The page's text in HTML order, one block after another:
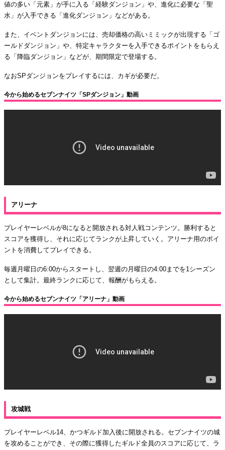
値の多い「元素」が手に入る「経験ダンジョン」や、進化に必要な「聖
水」が入手できる「進化ダンジョン」などがある。
また、イベントダンジョンには、売却価格の高いミミックが出現する「ゴ
ールドダンジョン」や、特定キャラクターを入手できるポイントをもらえ
る「降臨ダンジョン」などが、期間限定で登場する。
なおSPダンジョンをプレイするには、カギが必要だ。
今から始めるセブンナイツ「SPダンジョン」動画
アリーナ
プレイヤーレベルが8になると開放される対人戦コンテンツ。勝利すると
スコアを獲得し、それに応じてランクが上昇していく。アリーナ用のポイ
ントを消費してプレイできる。
毎週月曜日の6:00からスタートし、翌週の月曜日の4:00までを1シーズン
として集計。最終ランクに応じて、報酬がもらえる。
今から始めるセブンナイツ「アリーナ」動画
攻城戦
プレイヤーレベル14、かつギルド加入後に開放される。セブンナイツの城
を攻めることができ、その際に獲得したギルド全員のスコアに応じて、ラ